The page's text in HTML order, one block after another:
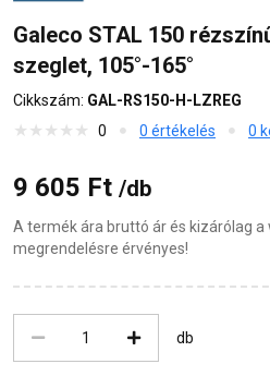
Galeco STAL 150
szeglet, 105°-165°
Cikkszám: GAL-RS150-H-LZREG
0
0 értékelés 0
9 605 Ft /db
A termék ára bruttó ár és kizárólag
megrendelésre érvényes!
db